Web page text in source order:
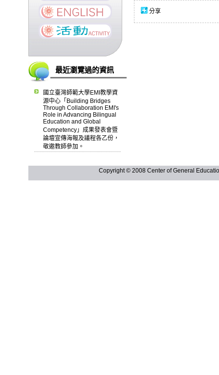
最近瀏覽過的資訊
國立臺灣師範大學EMI教學資
源中心「Building Bridges
Through Collaboration EMI's
Role in Advancing Bilingual
Education and Global
Competency」成果發表會暨
論壇宣傳海報及議程各乙份，
敬邀教師參加。
分享
Copyright © 2008 Center of General